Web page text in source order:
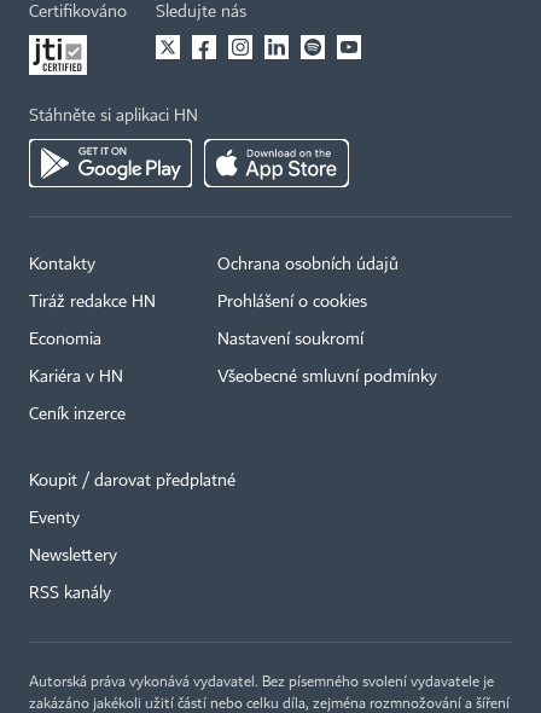
Certifikováno Sledujte nás
Stáhněte si aplikaci HN
Kontakty
Tiráž redakce HN
Economia
Kariéra v HN
Ceník inzerce
Ochrana osobních údajů
Prohlášení o cookies
Nastavení soukromí
Všeobecné smluvní podmínky
Koupit / darovat předplatné
Eventy
Newslettery
RSS kanály
Autorská práva vykonává vydavatel. Bez písemného svolení vydavatele je
zakázáno jakékoli užití částí nebo celku díla, zejména rozmnožování a šíření